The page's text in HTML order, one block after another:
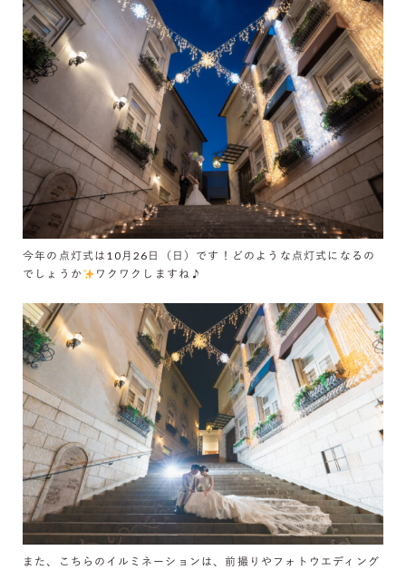
今年の点灯式は10月26日（日）です！どのような点灯式になるの
でしょうか
ワクワクしますね♪
また、こちらのイルミネーションは、前撮りやフォトウエディング